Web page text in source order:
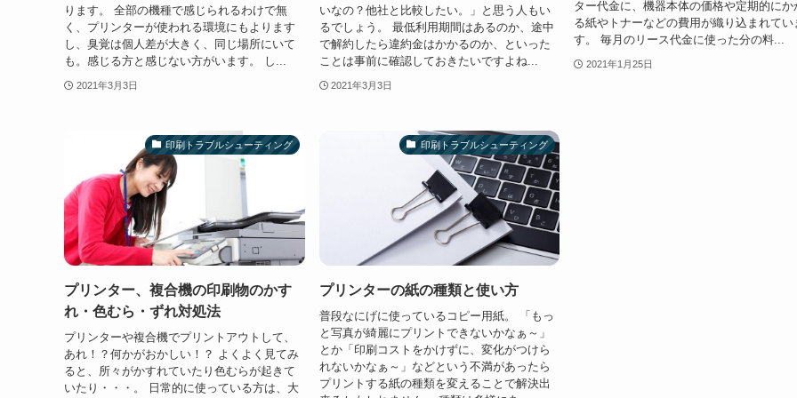
ります。 全部の機種で感じられるわけで無
く、プリンターが使われる環境にもよります
し、臭覚は個人差が大きく、同じ場所にいて
も。感じる方と感じない方がいます。 し...
2021年3月3日
いなの？他社と比較したい。」と思う人もい
るでしょう。 最低利用期間はあるのか、途中
で解約したら違約金はかかるのか、といった
ことは事前に確認しておきたいですよね...
2021年3月3日
ター代金に、機器本体の価格や定期的にか
る紙やトナーなどの費用が織り込まれてい
す。 毎月のリース代金に使った分の料...
2021年1月25日
印刷トラブルシューティング
プリンター、複合機の印刷物のかす
れ・色むら・ずれ対処法
プリンターや複合機でプリントアウトして、
あれ！？何かがおかしい！？ よくよく見てみ
ると、所々がかすれていたり色むらが起きて
いたり・・・。 日常的に使っている方は、大
印刷トラブルシューティング
プリンターの紙の種類と使い方
普段なにげに使っているコピー用紙。 「もっ
と写真が綺麗にプリントできないかなぁ～」
とか「印刷コストをかけずに、変化がつけら
れないかなぁ～」などという不満があったら
プリントする紙の種類を変えることで解決出